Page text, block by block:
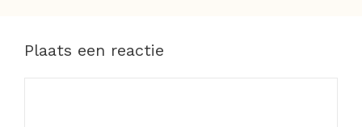
Plaats een reactie